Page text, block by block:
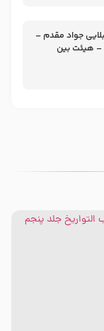
جواد مقدم –
شب هشتم محرم 1448 – هیئت بین